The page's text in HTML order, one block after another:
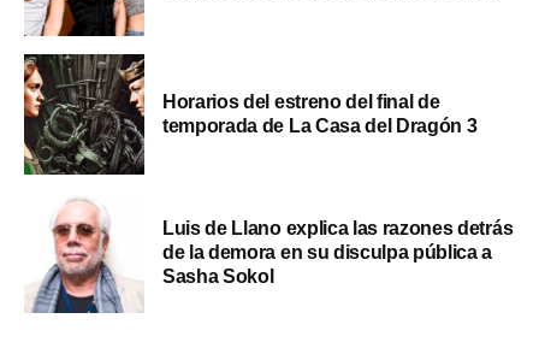
Horarios del estreno del final de
temporada de La Casa del Dragón 3
Luis de Llano explica las razones detrás
de la demora en su disculpa pública a
Sasha Sokol